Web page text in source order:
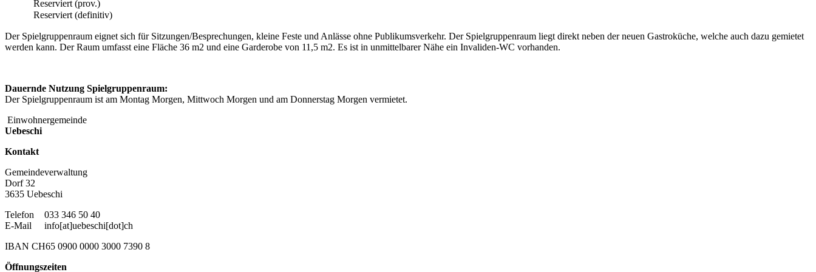
Reserviert (prov.)
Reserviert (definitiv)
Der Spielgruppenraum eignet sich für Sitzungen/Besprechungen, kleine Feste und Anlässe ohne Publikumsverkehr. Der Spielgruppenraum liegt direkt neben der neuen Gastroküche, welche auch dazu gemietet
werden kann. Der Raum umfasst eine Fläche 36 m2 und eine Garderobe von 11,5 m2. Es ist in unmittelbarer Nähe ein Invaliden-WC vorhanden.
Dauernde Nutzung Spielgruppenraum:
Der Spielgruppenraum ist am Montag Morgen, Mittwoch Morgen und am Donnerstag Morgen vermietet.
Einwohnergemeinde
Uebeschi
Kontakt
Gemeindeverwaltung
Dorf 32
3635 Uebeschi
Telefon
033 346 50 40
E-Mail
info[at]uebeschi[dot]ch
IBAN CH65 0900 0000 3000 7390 8
Öffnungszeiten